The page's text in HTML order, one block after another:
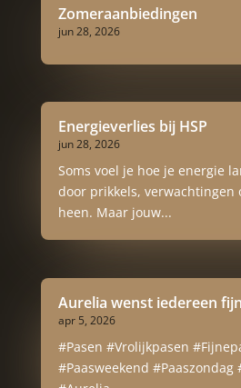
Zomeraanbiedingen
jun 28, 2026
Energieverlies bij HSP
jun 28, 2026
Soms voel je hoe je energie
door prikkels, verwachtingen
heen. Maar jouw...
Aurelia wenst iedereen
apr 5, 2026
#Pasen #Vrolijkpasen
#Paasweekend #Paaszondag